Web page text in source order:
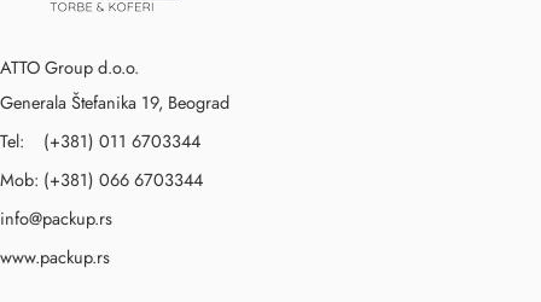
ATTO Group d.o.o.
Generala Štefanika 19, Beograd
Tel: (+381) 011 6703344
Mob: (+381) 066 6703344
info@packup.rs
www.packup.rs